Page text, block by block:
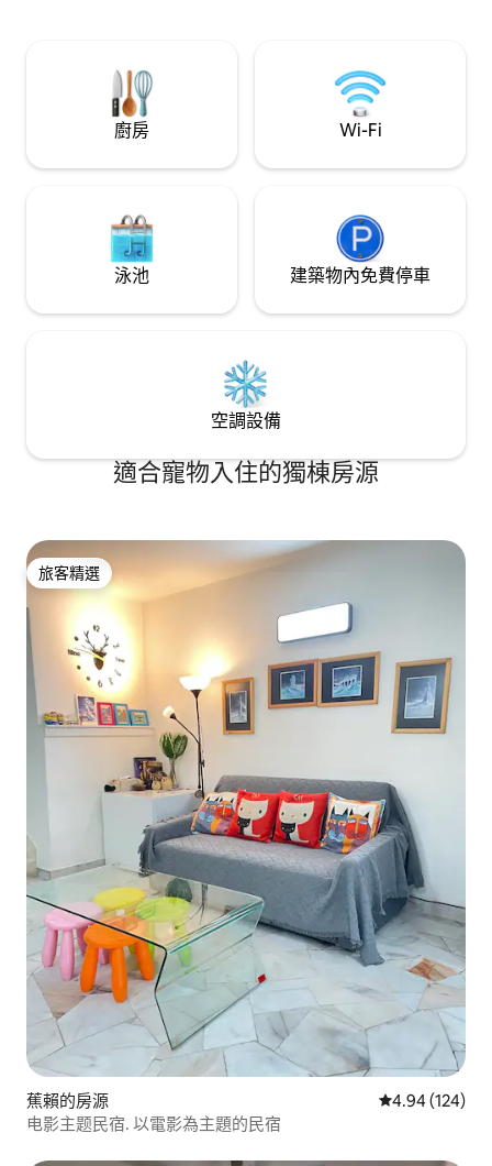
变得轻松快乐。同时我们的民宿坐落于吉
隆坡klcc黄金地段，出门步行3分钟就是
AMPANG PARK地铁站,一站即达KLCC,当
然你也可以选择步行10分钟也可到达。公
场,超市一应俱全，你可以在旅途中兴致高
厨房里做一顿大餐。希望入住我的民宿可
以让你享受整个旅途的惬意快乐时光。
廚房 Wi-Fi
泳池 建築物內免費停車
空調設備
適合寵物入住的獨棟房源
旅客精選
旅客精選
蕉賴的房源 從 124 則評價
4.94 (124)
电影主题民宿. 以電影為主題的民宿